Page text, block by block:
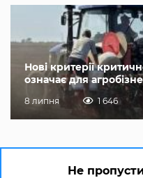
Нові критерії
означає для
8 липня 1 646
Не